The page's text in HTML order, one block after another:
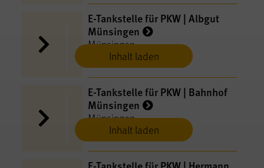
Inhalt laden
E-​Tankstelle für PKW | Albgut
Münsingen
Münsingen
Inhalt laden
E-​Tankstelle für PKW | Bahnhof
Münsingen
Münsingen